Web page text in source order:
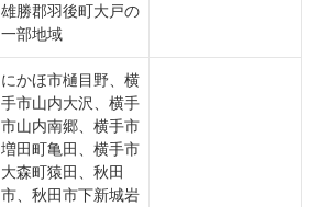
雄勝郡羽後町大戸の
一部地域
にかほ市樋目野、横
手市山内大沢、横手
市山内南郷、横手市
増田町亀田、横手市
大森町猿田、秋田
市、秋田市下新城岩